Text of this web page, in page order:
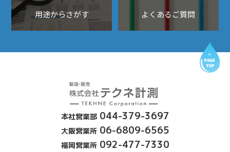
用途からさがす よくあるご質問
本社営業部 044-379-3697
大阪営業所 06-6809-6565
福岡営業所 092-477-7330